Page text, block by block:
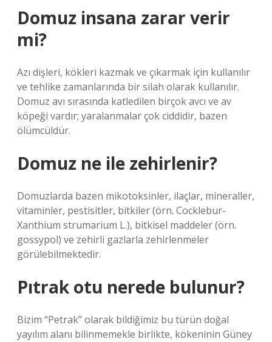
Domuz insana zarar verir
mi?
Azı dişleri, kökleri kazmak ve çıkarmak için kullanılır
ve tehlike zamanlarında bir silah olarak kullanılır.
Domuz avı sırasında katledilen birçok avcı ve av
köpeği vardır; yaralanmalar çok ciddidir, bazen
ölümcüldür.
Domuz ne ile zehirlenir?
Domuzlarda bazen mikotoksinler, ilaçlar, mineraller,
vitaminler, pestisitler, bitkiler (örn. Cocklebur-
Xanthium strumarium L.), bitkisel maddeler (örn.
gossypol) ve zehirli gazlarla zehirlenmeler
görülebilmektedir.
Pıtrak otu nerede bulunur?
Bizim “Petrak” olarak bildiğimiz bu türün doğal
yayılım alanı bilinmemekle birlikte, kökeninin Güney